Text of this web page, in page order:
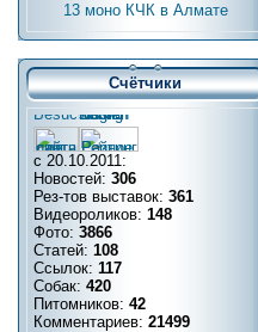
13 моно КЧК в Алмате
Счётчики
с 20.10.2011:
Новостей: 306
Рез-тов выставок: 361
Видеороликов: 148
Фото: 3866
Статей: 108
Ссылок: 117
Собак: 420
Питомников: 42
Комментариев: 21499